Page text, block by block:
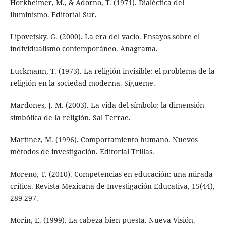
Horkheimer, M., & Adorno, T. (1971). Dialéctica del
iluminismo. Editorial Sur.
Lipovetsky. G. (2000). La era del vacío. Ensayos sobre el
individualismo contemporáneo. Anagrama.
Luckmann, T. (1973). La religión invisible: el problema de la
religión en la sociedad moderna. Sígueme.
Mardones, J. M. (2003). La vida del símbolo: la dimensión
simbólica de la religión. Sal Terrae.
Martínez, M. (1996). Comportamiento humano. Nuevos
métodos de investigación. Editorial Trillas.
Moreno, T. (2010). Competencias en educación: una mirada
crítica. Revista Mexicana de Investigación Educativa, 15(44),
289-297.
Morin, E. (1999). La cabeza bien puesta. Nueva Visión.